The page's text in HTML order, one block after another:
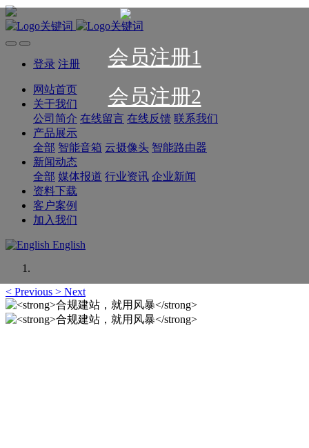
会员注册1
会员注册2
登录 注册
网站首页
关于我们
公司简介 在线留言 在线反馈 联系我们
产品展示
全部 智能音箱 云摄像头 智能路由器
新闻动态
全部 媒体报道 行业资讯 企业新闻
资料下载
客户案例
加入我们
English
< Previous > Next